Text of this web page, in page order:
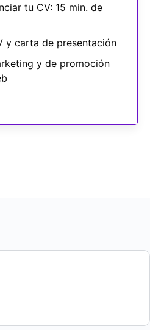
tu CV: 15 min. de
y carta de presentación
y de promoción